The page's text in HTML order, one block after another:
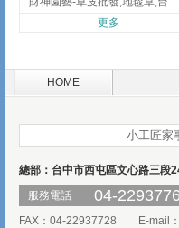
更多
HOME
小工匠家
總部：台中市西屯區文心路三段
服務電話
04-
FAX：04-22937728 E-mail：